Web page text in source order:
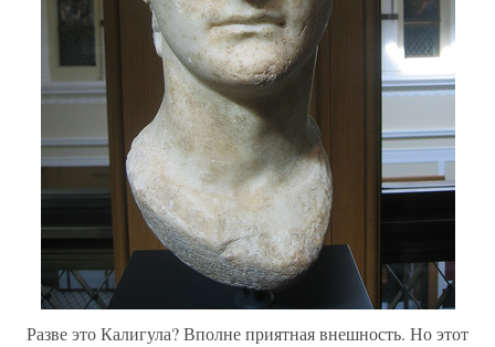
Разве это Калигула? Вполне приятная внешность. Но этот